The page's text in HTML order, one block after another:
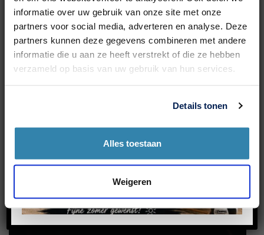
informatie over uw gebruik van onze site met onze
partners voor social media, adverteren en analyse. Deze
partners kunnen deze gegevens combineren met andere
informatie die u aan ze heeft verstrekt of die ze hebben
verzameld op basis van uw gebruik van hun services.
Details tonen
Alles toestaan
Weigeren